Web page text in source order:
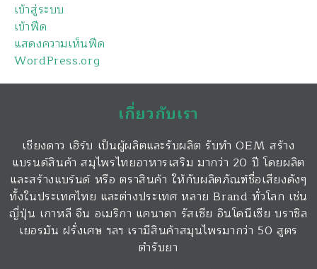
เข้าสู่ระบบ
เข้าฟีด
แสดงความเห็นฟีด
WordPress.org
เกี่ยวกับเรา
เชียงดาว เฮิร์บ เป็นผู้ผลิตและรับผลิต รับทำ OEM สร้าง
แบรนด์สินค้า สมุไพรไทยอาหารเสริม มากว่า 20 ปี โดยผลิต
และสร้างแบร์นด์ หรือ ตราสินค้า ให้กับผลิตภัณฑ์ชื่อเสียงดังๆ
ทั้งในประเทศไทย และต่างประเทศ หลาย Brand ทั่วโลก เช่น
ญี่ปุ่น เกาหลี จีน อเมริกา แคนาดา รัสเซีย อินโดนีเซีย บราซิล
เยอรมัน ฝรั่งเศษ ฯลฯ เรามีสินค้าสมุนไพรมากว่า 50 สูตร
ตำรับยา